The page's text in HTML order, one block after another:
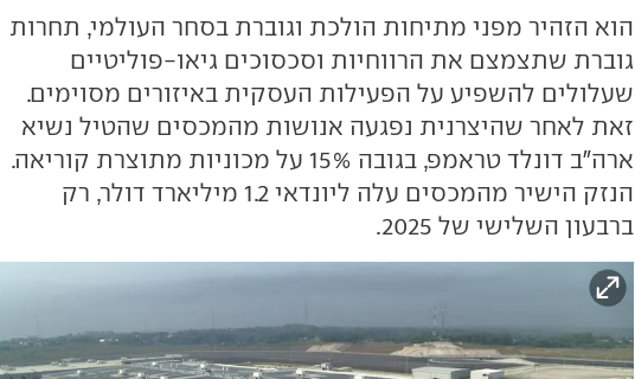
הוא הזהיר מפני מתיחות הולכת וגוברת בסחר העולמי, תחרות
גוברת שתצמצם את הרווחיות וסכסוכים גיאו-פוליטיים
שעלולים להשפיע על הפעילות העסקית באיזורים מסוימים.
זאת לאחר שהיצרנית נפגעה אנושות מהמכסים שהטיל נשיא
ארה"ב דונלד טראמפ, בגובה 15% על מכוניות מתוצרת קוריאה.
הנזק הישיר מהמכסים עלה ליונדאי 1.2 מיליארד דולר, רק
ברבעון השלישי של 2025.